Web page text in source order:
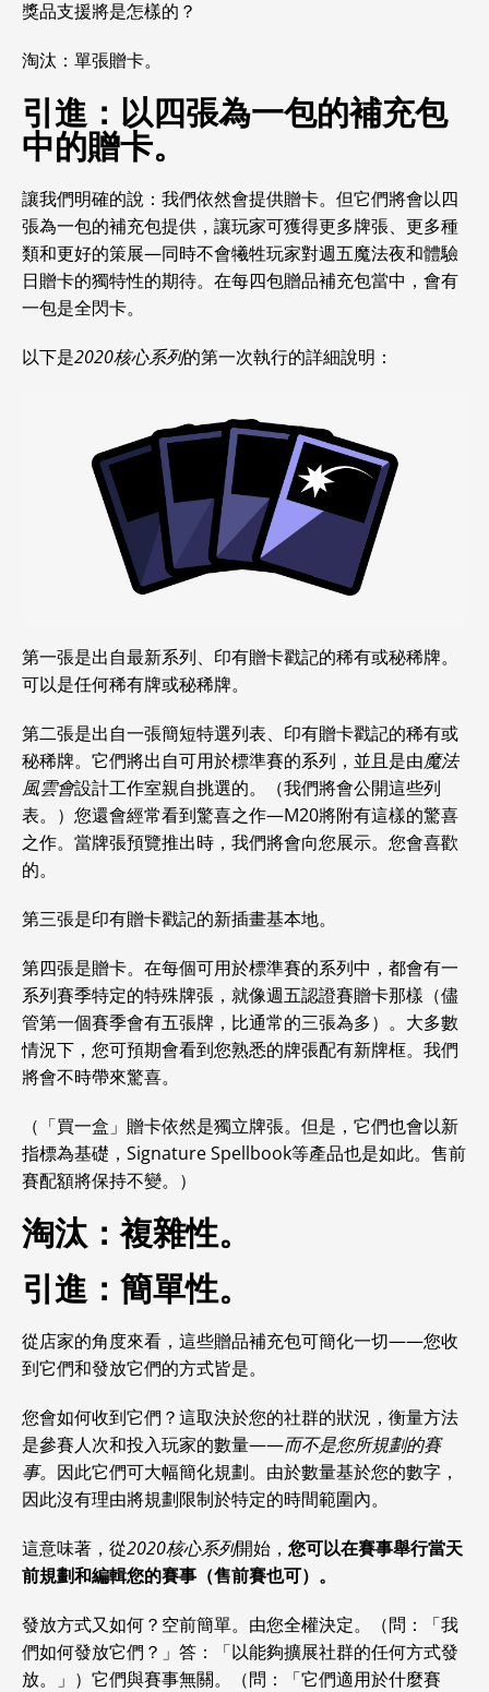
獎品支援將是怎樣的？
淘汰：單張贈卡。
引進：以四張為一包的補充包
中的贈卡。
讓我們明確的說：我們依然會提供贈卡。但它們將會以四
張為一包的補充包提供，讓玩家可獲得更多牌張、更多種
類和更好的策展—同時不會犧牲玩家對週五魔法夜和體驗
日贈卡的獨特性的期待。在每四包贈品補充包當中，會有
一包是全閃卡。
以下是2020核心系列的第一次執行的詳細說明：
第一張是出自最新系列、印有贈卡戳記的稀有或秘稀牌。
可以是任何稀有牌或秘稀牌。
第二張是出自一張簡短特選列表、印有贈卡戳記的稀有或
秘稀牌。它們將出自可用於標準賽的系列，並且是由魔法
風雲會設計工作室親自挑選的。（我們將會公開這些列
表。）您還會經常看到驚喜之作—M20將附有這樣的驚喜
之作。當牌張預覽推出時，我們將會向您展示。您會喜歡
的。
第三張是印有贈卡戳記的新插畫基本地。
第四張是贈卡。在每個可用於標準賽的系列中，都會有一
系列賽季特定的特殊牌張，就像週五認證賽贈卡那樣（儘
管第一個賽季會有五張牌，比通常的三張為多）。大多數
情況下，您可預期會看到您熟悉的牌張配有新牌框。我們
將會不時帶來驚喜。
（「買一盒」贈卡依然是獨立牌張。但是，它們也會以新
指標為基礎，Signature Spellbook等產品也是如此。售前
賽配額將保持不變。）
淘汰：複雜性。
引進：簡單性。
從店家的角度來看，這些贈品補充包可簡化一切——您收
到它們和發放它們的方式皆是。
您會如何收到它們？這取決於您的社群的狀況，衡量方法
是參賽人次和投入玩家的數量——而不是您所規劃的賽
事。 因此它們可大幅簡化規劃。由於數量基於您的數字，
因此沒有理由將規劃限制於特定的時間範圍內。
這意味著，從2020核心系列開始， 您可以在賽事舉行當天
前規劃和編輯您的賽事（售前賽也可）。
發放方式又如何？空前簡單。由您全權決定。（問：「我
們如何發放它們？」答：「以能夠擴展社群的任何方式發
放。」）它們與賽事無關。（問：「它們適用於什麼賽